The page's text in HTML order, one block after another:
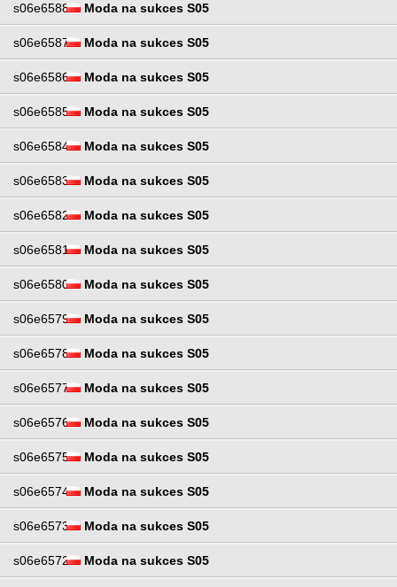
s06e6588 Moda na sukces S05
s06e6587 Moda na sukces S05
s06e6586 Moda na sukces S05
s06e6585 Moda na sukces S05
s06e6584 Moda na sukces S05
s06e6583 Moda na sukces S05
s06e6582 Moda na sukces S05
s06e6581 Moda na sukces S05
s06e6580 Moda na sukces S05
s06e6579 Moda na sukces S05
s06e6578 Moda na sukces S05
s06e6577 Moda na sukces S05
s06e6576 Moda na sukces S05
s06e6575 Moda na sukces S05
s06e6574 Moda na sukces S05
s06e6573 Moda na sukces S05
s06e6572 Moda na sukces S05